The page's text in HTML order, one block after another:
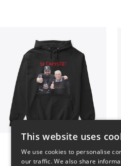
This website uses
We use cookies to personalise
our traffic. We also share